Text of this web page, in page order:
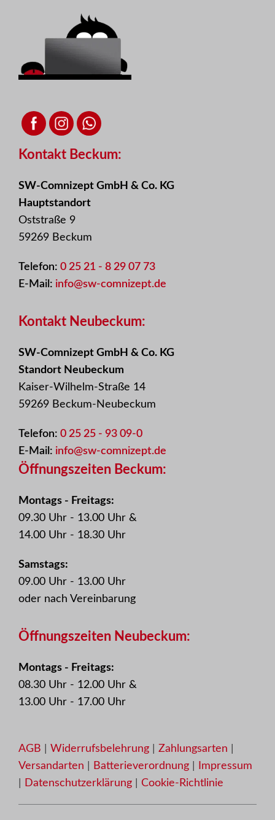
Kontakt Beckum:
SW-Comnizept GmbH & Co. KG
Hauptstandort
Oststraße 9
59269 Beckum
Telefon: 0 25 21 - 8 29 07 73
E-Mail: info@sw-comnizept.de
Kontakt Neubeckum:
SW-Comnizept GmbH & Co. KG
Standort Neubeckum
Kaiser-Wilhelm-Straße 14
59269 Beckum-Neubeckum
Telefon: 0 25 25 - 93 09-0
E-Mail: info@sw-comnizept.de
Öffnungszeiten Beckum:
Montags - Freitags:
09.30 Uhr - 13.00 Uhr &
14.00 Uhr - 18.30 Uhr
Samstags:
09.00 Uhr - 13.00 Uhr
oder nach Vereinbarung
Öffnungszeiten Neubeckum:
Montags - Freitags:
08.30 Uhr - 12.00 Uhr &
13.00 Uhr - 17.00 Uhr
AGB Widerrufsbelehrung Zahlungsarten
Versandarten
Batterieverordnung
Impressum
Datenschutzerklärung Cookie-Richtlinie